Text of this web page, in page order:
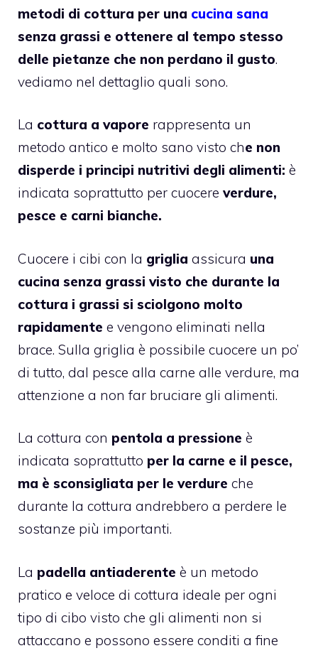
metodi di cottura per una cucina sana
senza grassi e ottenere al tempo stesso
delle pietanze che non perdano il gusto.
vediamo nel dettaglio quali sono.
La cottura a vapore rappresenta un
metodo antico e molto sano visto che non
disperde i principi nutritivi degli alimenti: è
indicata soprattutto per cuocere verdure,
pesce e carni bianche.
Cuocere i cibi con la griglia assicura una
cucina senza grassi visto che durante la
cottura i grassi si sciolgono molto
rapidamente e vengono eliminati nella
brace. Sulla griglia è possibile cuocere un po’
di tutto, dal pesce alla carne alle verdure, ma
attenzione a non far bruciare gli alimenti.
La cottura con pentola a pressione è
indicata soprattutto per la carne e il pesce,
ma è sconsigliata per le verdure che
durante la cottura andrebbero a perdere le
sostanze più importanti.
La padella antiaderente è un metodo
pratico e veloce di cottura ideale per ogni
tipo di cibo visto che gli alimenti non si
attaccano e possono essere conditi a fine